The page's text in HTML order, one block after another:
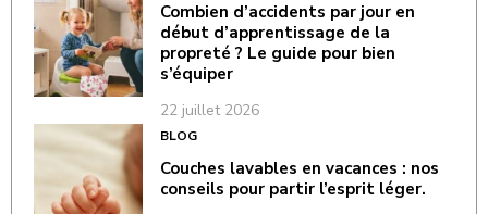
Combien d’accidents par jour en
début d’apprentissage de la
propreté ? Le guide pour bien
s’équiper
22 juillet 2026
BLOG
Couches lavables en vacances : nos
conseils pour partir l’esprit léger.